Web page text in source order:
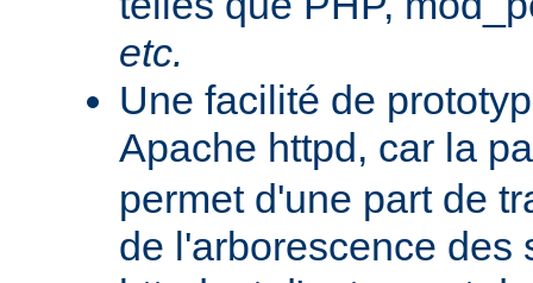
etc.
Une facilité de
Apache httpd, car la
permet d'une part de
de l'arborescence des